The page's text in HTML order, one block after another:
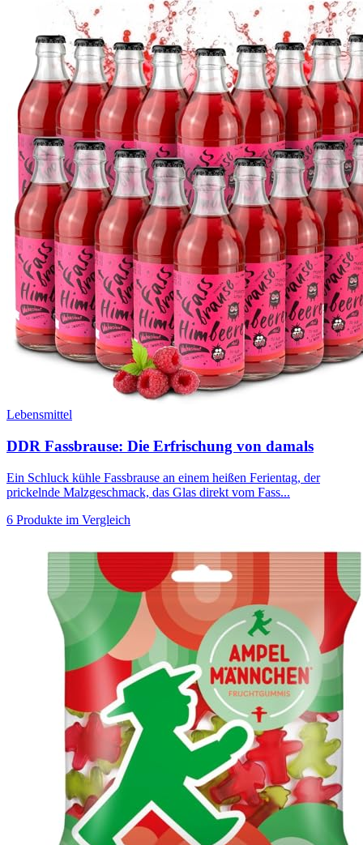
Lebensmittel
DDR Fassbrause: Die Erfrischung von damals
Ein Schluck kühle Fassbrause an einem heißen Ferientag, der
prickelnde Malzgeschmack, das Glas direkt vom Fass...
6 Produkte im Vergleich